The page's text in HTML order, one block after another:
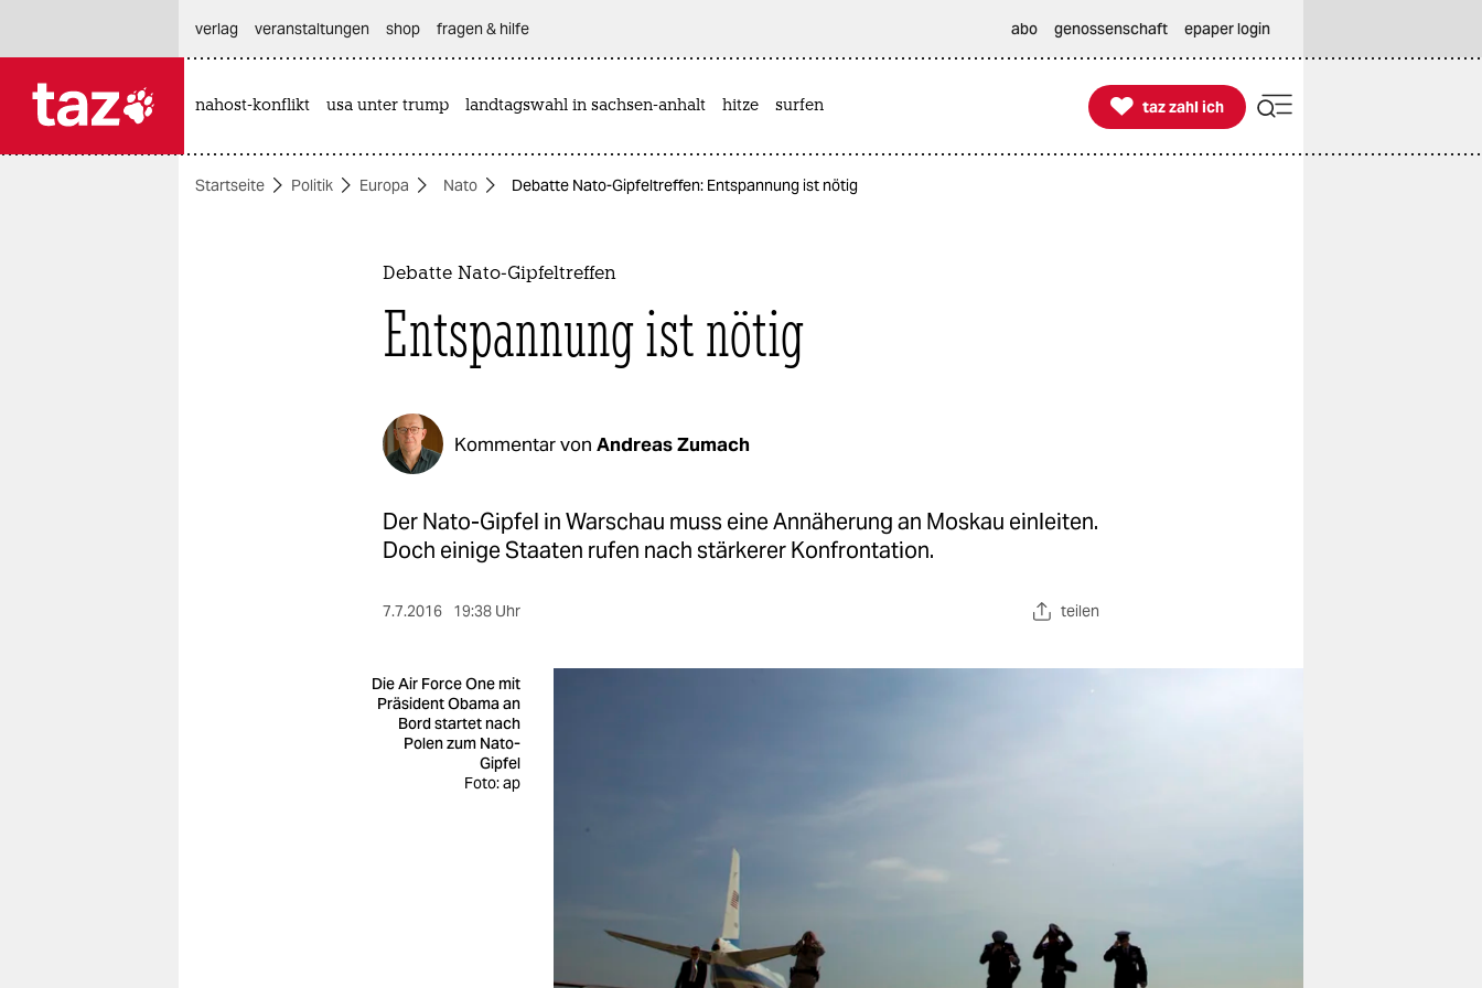
themen
verlag
veranstaltungen shop fragen & hilfe abo genossenschaft epaper login
nahost-konflikt usa unter trump landtagswahl in sachsen-anhalt hitze surfen 
taz zahl ich
taz zahl ich
Startseite Politik Europa Nato Debatte Nato-Gipfeltreffen: Entspannung ist nötig
Debatte Nato-Gipfeltreffen
Entspannung ist nötig
Kommentar von Andreas Zumach
Der Nato-Gipfel in Warschau muss eine Annäherung an Moskau einleiten.
Doch einige Staaten rufen nach stärkerer Konfrontation.
7.7.2016 19:38 Uhr teilen
Die Air Force One mit
Präsident Obama an
Bord startet nach
Polen zum Nato-
Gipfel
Foto: ap